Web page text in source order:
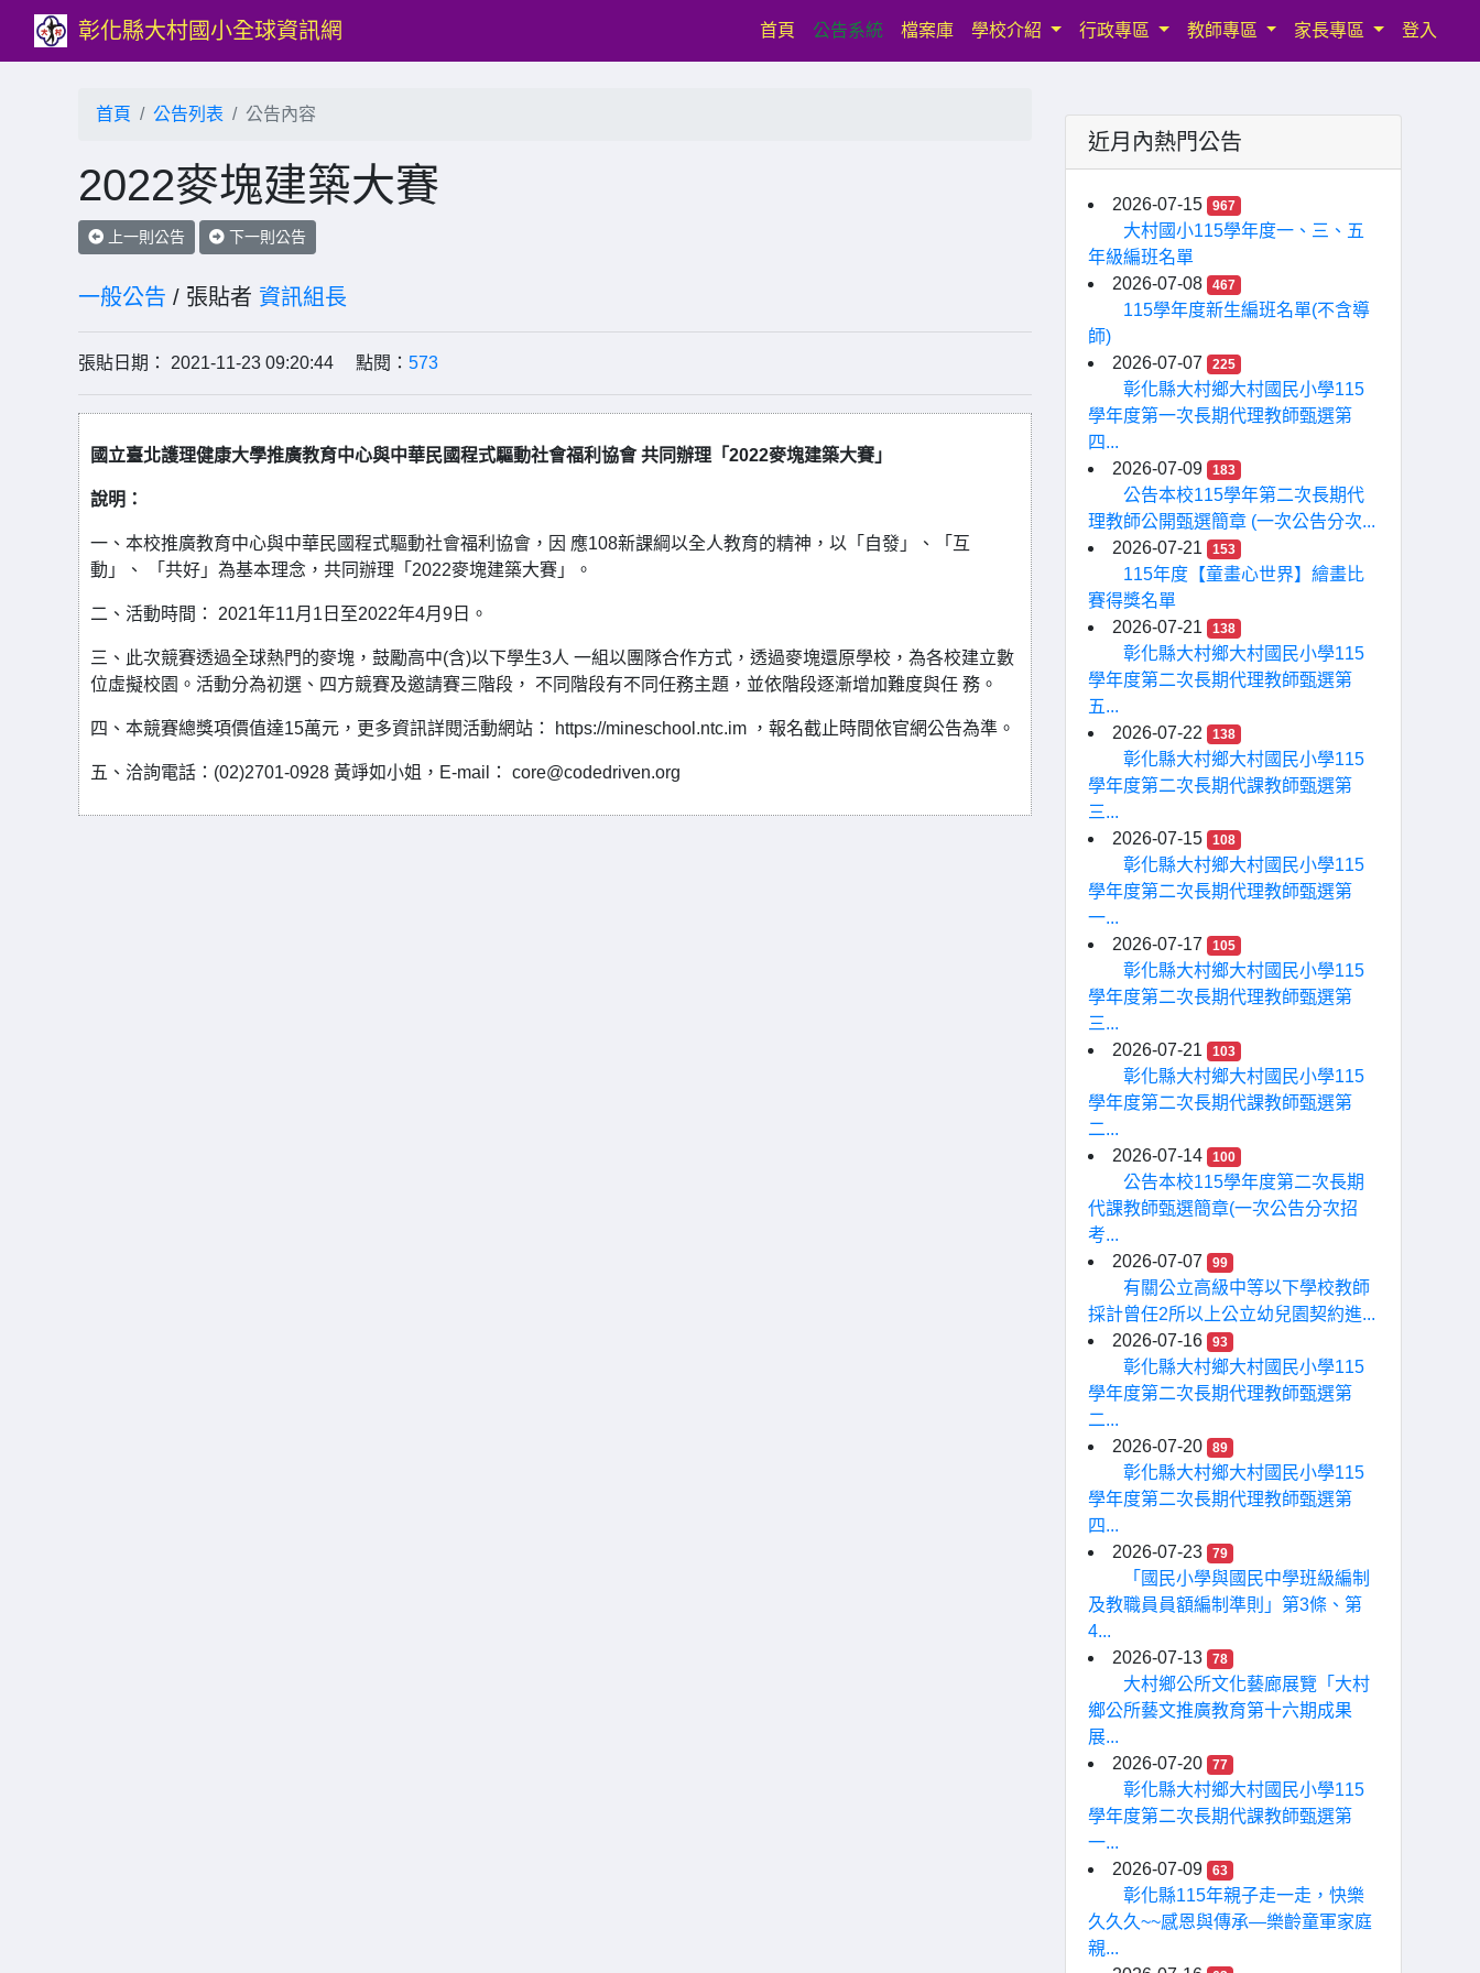
彰化縣大村國小全球資訊網 首頁 (current)
公告系統 檔案庫 學校介紹 行政專區 教師專區 家長專區 登入
首頁 公告列表 公告內容
2022麥塊建築大賽
上一則公告 下一則公告
一般公告 / 張貼者 資訊組長
張貼日期： 2021-11-23 09:20:44 點閱： 573
國立臺北護理健康大學推廣教育中心與中華民國程式驅動社會福利協會 共同辦理「2022麥塊建築大賽」
說明：
一、本校推廣教育中心與中華民國程式驅動社會福利協會，因 應108新課綱以全人教育的精神，以「自發」、「互
動」、 「共好」為基本理念，共同辦理「2022麥塊建築大賽」。
二、活動時間： 2021年11月1日至2022年4月9日。
三、此次競賽透過全球熱門的麥塊，鼓勵高中(含)以下學生3人 一組以團隊合作方式，透過麥塊還原學校，為各校建立數
位虛擬校園。活動分為初選、四方競賽及邀請賽三階段， 不同階段有不同任務主題，並依階段逐漸增加難度與任 務。
四、本競賽總獎項價值達15萬元，更多資訊詳閱活動網站： https://mineschool.ntc.im ，報名截止時間依官網公告為準。
五、洽詢電話：(02)2701-0928 黃竫如小姐，E-mail： core@codedriven.org
近月內熱門公告
2026-07-15 967
大村國小115學年度一、三、五
年級編班名單
2026-07-08
467
115學年度新生編班名單(不含導
師)
2026-07-07
225
彰化縣大村鄉大村國民小學115
學年度第一次長期代理教師甄選第
四...
2026-07-09
183
公告本校115學年第二次長期代
理教師公開甄選簡章 (一次公告分次...
2026-07-21
153
115年度【童畫心世界】繪畫比
賽得獎名單
2026-07-21
138
彰化縣大村鄉大村國民小學115
學年度第二次長期代理教師甄選第
五...
2026-07-22
138
彰化縣大村鄉大村國民小學115
學年度第二次長期代課教師甄選第
三...
2026-07-15
108
彰化縣大村鄉大村國民小學115
學年度第二次長期代理教師甄選第
一...
2026-07-17
105
彰化縣大村鄉大村國民小學115
學年度第二次長期代理教師甄選第
三...
2026-07-21
103
彰化縣大村鄉大村國民小學115
學年度第二次長期代課教師甄選第
二...
2026-07-14
100
公告本校115學年度第二次長期
代課教師甄選簡章(一次公告分次招
考...
2026-07-07
99
有關公立高級中等以下學校教師
採計曾任2所以上公立幼兒園契約進...
2026-07-16
93
彰化縣大村鄉大村國民小學115
學年度第二次長期代理教師甄選第
二...
2026-07-20
89
彰化縣大村鄉大村國民小學115
學年度第二次長期代理教師甄選第
四...
2026-07-23
79
「國民小學與國民中學班級編制
及教職員員額編制準則」第3條、第
4...
2026-07-13
78
大村鄉公所文化藝廊展覽「大村
鄉公所藝文推廣教育第十六期成果
展...
2026-07-20
77
彰化縣大村鄉大村國民小學115
學年度第二次長期代課教師甄選第
一...
2026-07-09
63
彰化縣115年親子走一走，快樂
久久久~~感恩與傳承—樂齡童軍家庭
親...